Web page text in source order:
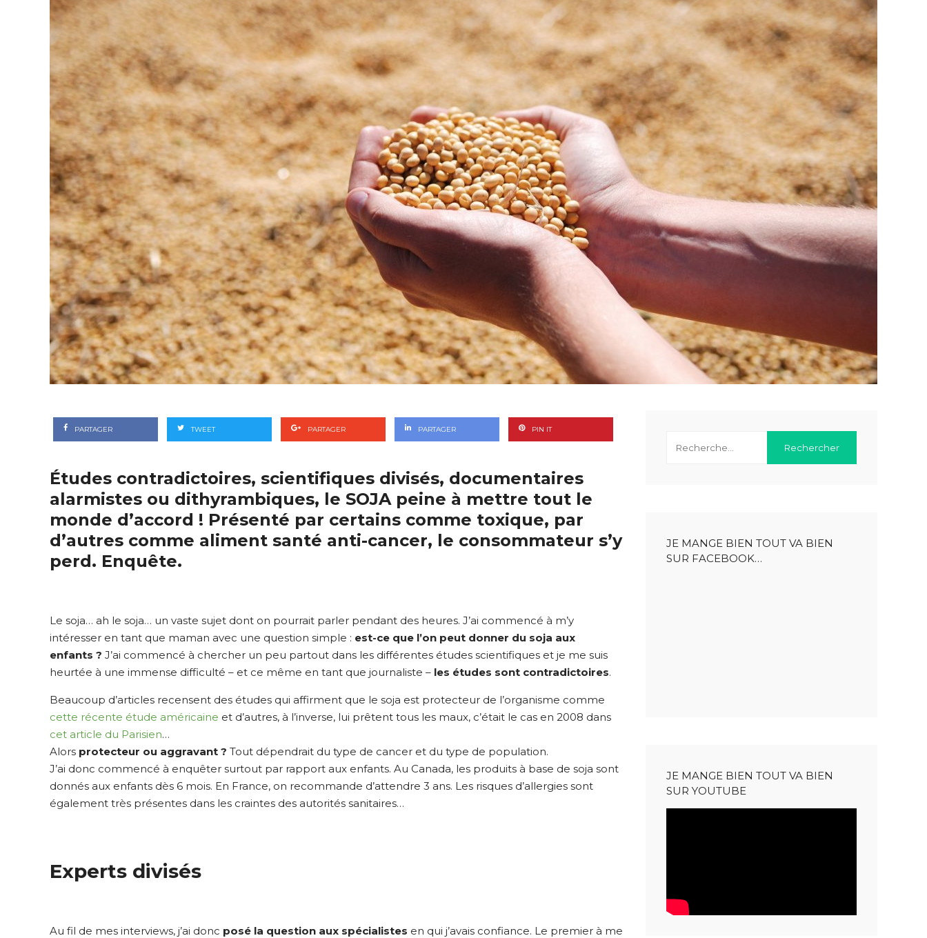
PARTAGER TWEET PARTAGER PARTAGER PIN IT
Études contradictoires, scientifiques divisés, documentaires
alarmistes ou dithyrambiques, le SOJA peine à mettre tout le
monde d’accord ! Présenté par certains comme toxique, par
d’autres comme aliment santé anti-cancer, le consommateur s’y
perd. Enquête.
Le soja… ah le soja… un vaste sujet dont on pourrait parler pendant des heures. J’ai commencé à m’y
intéresser en tant que maman avec une question simple : est-ce que l’on peut donner du soja aux
enfants ? J’ai commencé à chercher un peu partout dans les différentes études scientifiques et je me suis
heurtée à une immense difficulté – et ce même en tant que journaliste – les études sont contradictoires.
Beaucoup d’articles recensent des études qui affirment que le soja est protecteur de l’organisme comme
cette récente étude américaine et d’autres, à l’inverse, lui prêtent tous les maux, c’était le cas en 2008 dans
cet article du Parisien…
Alors protecteur ou aggravant ? Tout dépendrait du type de cancer et du type de population.
J’ai donc commencé à enquêter surtout par rapport aux enfants. Au Canada, les produits à base de soja sont
donnés aux enfants dès 6 mois. En France, on recommande d’attendre 3 ans. Les risques d’allergies sont
également très présentes dans les craintes des autorités sanitaires…
Experts divisés
Au fil de mes interviews, j’ai donc posé la question aux spécialistes en qui j’avais confiance. Le premier à me
JE MANGE BIEN TOUT VA BIEN
SUR FACEBOOK…
JE MANGE BIEN TOUT VA BIEN
SUR YOUTUBE